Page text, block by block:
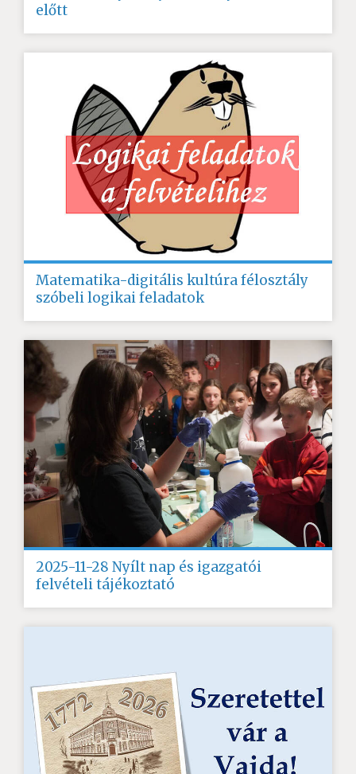
előtt
Matematika-digitális kultúra félosztály
szóbeli logikai feladatok
2025-11-28 Nyílt nap és igazgatói
felvételi tájékoztató